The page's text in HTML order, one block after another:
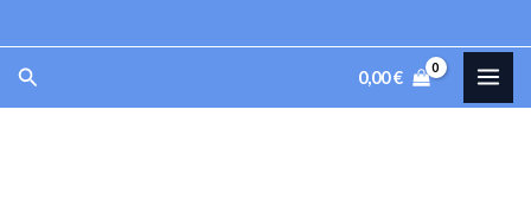
al
contenido
Buscar 0,00€